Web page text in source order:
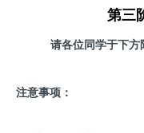
第三
请各位同学于下方
注意事项：